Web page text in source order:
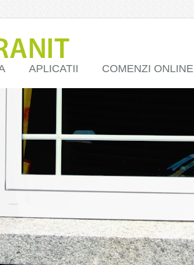
APLICATII COMENZI ONLINE